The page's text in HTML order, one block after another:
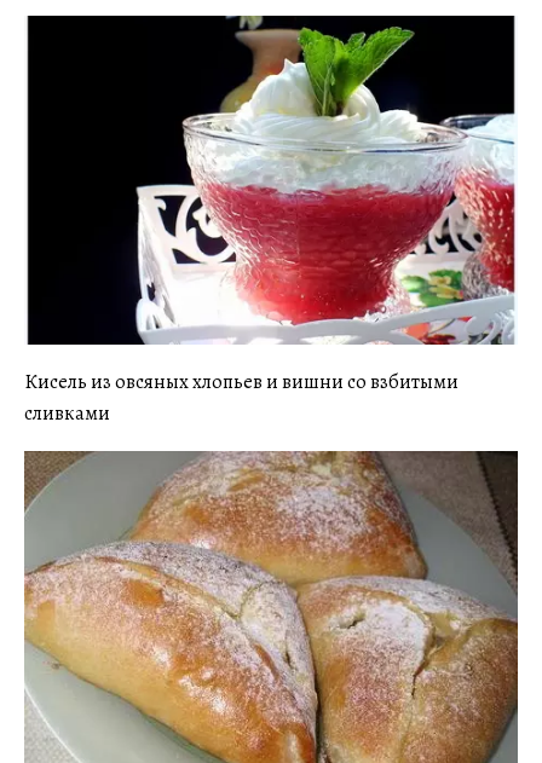
Кисель из овсяных хлопьев и вишни со взбитыми
сливками